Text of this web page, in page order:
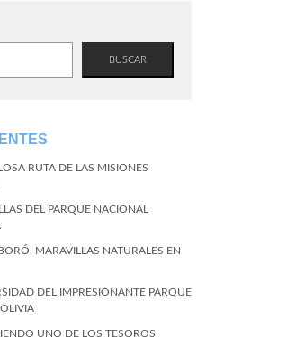
BUSCAR
RUTA DE LAS MISIONES
DEL PARQUE NACIONAL
MARAVILLAS NATURALES EN
DEL IMPRESIONANTE PARQUE
UNO DE LOS TESOROS